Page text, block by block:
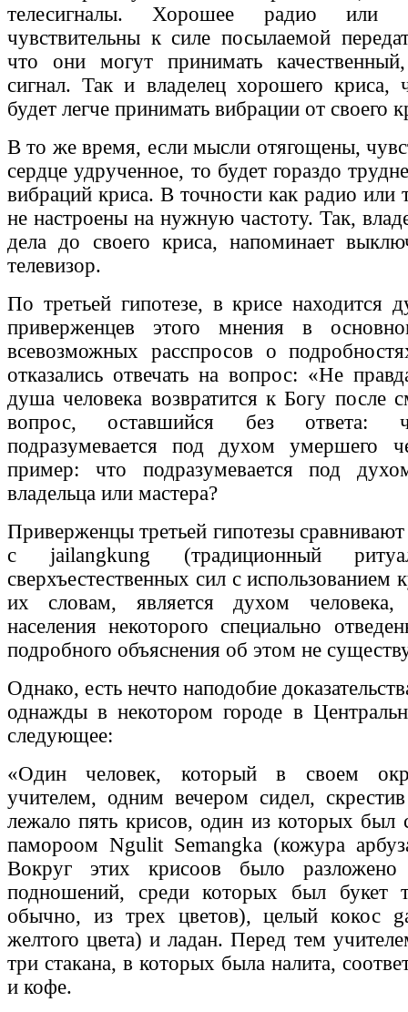
телесигналы. Хорошее радио или
чувствительны к силе посылаемой
что они могут принимать
сигнал. Так и владелец хорошего криса,
будет легче принимать вибрации от своего
В то же время, если мысли отягощены,
сердце удрученное, то будет гораздо
вибраций криса. В точности как радио или
не настроены на нужную частоту. Так,
дела до своего криса, напоминает
телевизор.
По третьей гипотезе, в крисе находится
приверженцев этого мнения в
всевозможных расспросов о
отказались отвечать на вопрос: «Не
душа человека возвратится к Богу после
вопрос, оставшийся без ответа:
подразумевается под духом умершего
пример: что подразумевается под
владельца или мастера?
Приверженцы третьей гипотезы
с jailangkung (традиционный
сверхъестественных сил с использованием
их словам, является духом человека,
населения некоторого специально
подробного объяснения об этом не
Однако, есть нечто наподобие
однажды в некотором городе в
следующее:
«Один человек, который в своем
учителем, одним вечером сидел,
лежало пять крисов, один из которых был
памороом Ngulit Semangka (кожура
Вокруг этих крисоов было разложено
подношений, среди которых был букет
обычно, из трех цветов), целый кокос
желтого цвета) и ладан. Перед тем
три стакана, в которых была налита,
и кофе.